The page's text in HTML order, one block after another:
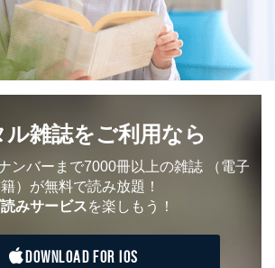
ル雑誌をご利用なら
ンバーまで7000冊以上の雑誌 （電子
）が無料で読み放題！
みサービスを楽しもう！
DOWNLOAD FOR IOS